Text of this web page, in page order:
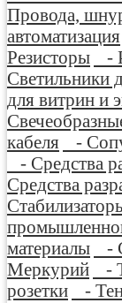
Провода,
автоматизация
Резисторы
-
Светильники
для витрин и
кабеля
-
- Средства
Средства
материалы
-
Меркурий
-
розетки
-